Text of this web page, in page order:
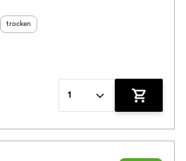
Geschmack
trocken
1
Zum